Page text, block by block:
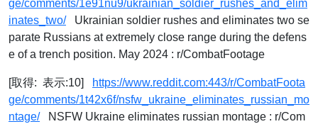
ge/comments/1e91nu9/ukrainian_soldier_rushes_and_elim
inates_two/Ukrainian soldier rushes and eliminates two se
parate Russians at extremely close range during the defens
e of a trench position. May 2024 : r/CombatFootage
[取得: 表示:10]
https://www.reddit.com:443/r/CombatFoota
ge/comments/1t42x6f/nsfw_ukraine_eliminates_russian_mo
ntage/NSFW Ukraine eliminates russian montage : r/Com